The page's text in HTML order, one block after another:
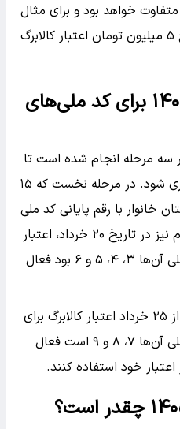
خواهد بود و برای مثال
یک خانوار پنج نفره در مجموع ۵ میلیون تومان اعتبار کالابرگ
شارژ کالابرگ خرداد ۱۴۰۵ برای کد ملی‌های
کالابرگ خرداد ۱۴۰۵ در سه مرحله انجام شده است تا
از ازدحام در فروشگاه‌ها جلوگیری شود. در مرحله نخست که ۱۵
خانوار با رقم پایانی کد ملی
۰، ۱ و ۲ شارژ شد. در مرحله دوم نیز در تاریخ ۲۰ خرداد، اعتبار
خانوارهایی که رقم پایانی کد ملی آن‌ها ۳، ۴، ۵ و ۶ بود فعال
اکنون در مرحله سوم و پایانی، از ۲۵ خرداد اعتبار کالابرگ برای
خانوارهایی که رقم پایانی کد ملی آن‌ها ۷، ۸ و ۹ است فعال
خود استفاده کنند.